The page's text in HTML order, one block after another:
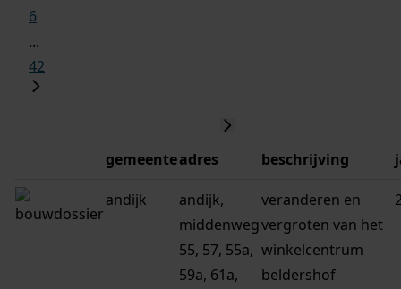
6
...
42
gemeenteadres beschrijving
andijk
andijk,
middenweg
55, 57, 55a,
59a, 61a,
veranderen en
vergroten van het
winkelcentrum
beldershof